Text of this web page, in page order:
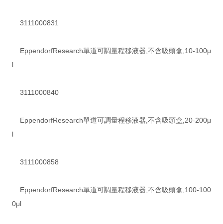
3111000831
EppendorfResearch單道可調量程移液器,不含吸頭盒,10-100μ
l
3111000840
EppendorfResearch單道可調量程移液器,不含吸頭盒,20-200μ
l
3111000858
EppendorfResearch單道可調量程移液器,不含吸頭盒,100-100
0μl